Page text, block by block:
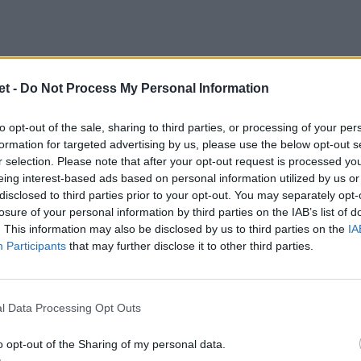
- Do Not Process My Personal Information
opt-out of the sale, sharing to third parties, or processing of your
for targeted advertising by us, please use the below opt-out
selection. Please note that after your opt-out request is processed
interest-based ads based on personal information utilized by us
to third parties prior to your opt-out. You may separately
of your personal information by third parties on the IAB’s list of
This information may also be disclosed by us to third parties on the
Participants that may further disclose it to other third parties.
Data Processing Opt Outs
opt-out of the Sharing of my personal data.
al cuore: le condizioni
mattina dal club francese
era stato ricoverato“a seguito di un
dagli esami come un vero e
la nazionale francese, aveva dovuto
partita contro il Clermont domenica